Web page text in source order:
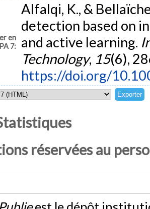
en
7:
Alfalqi, K., &
detection based on
and active learning.
Technology, 15(6),
https://doi.org/
réservées au